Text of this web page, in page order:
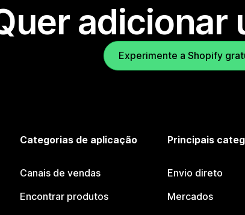
adicionar
Experimente a Shopify
Categorias de aplicação
Canais de vendas
Encontrar produtos
Principais
Envio direto
Mercados